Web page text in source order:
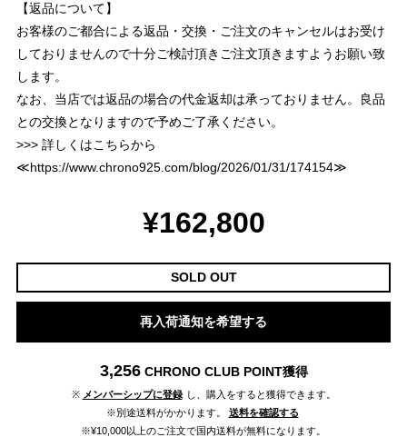
【返品について】
お客様のご都合による返品・交換・ご注文のキャンセルはお受け
しておりませんので十分ご検討頂きご注文頂きますようお願い致
します。
なお、当店では返品の場合の代金返却は承っておりません。良品
との交換となりますので予めご了承ください。
>>> 詳しくはこちらから
≪https://www.chrono925.com/blog/2026/01/31/174154≫
¥162,800
SOLD OUT
再入荷通知を希望する
3,256 CHRONO CLUB POINT獲得
※ メンバーシップに登録 し、購入をすると獲得できます。
※別途送料がかかります。
送料を確認する
※¥10,000以上のご注文で国内送料が無料になります。